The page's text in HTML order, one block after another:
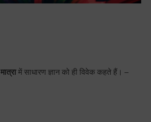
मात्रामें साधारण ज्ञान को ही विवेक कहते हैं। –